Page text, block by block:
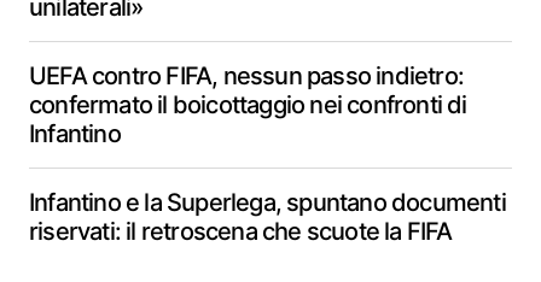
unilaterali»
UEFA contro FIFA, nessun passo indietro:
confermato il boicottaggio nei confronti di
Infantino
Infantino e la Superlega, spuntano documenti
riservati: il retroscena che scuote la FIFA